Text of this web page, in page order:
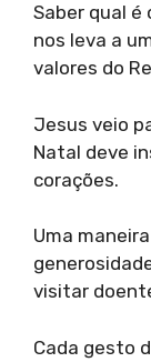
Saber qual é
nos leva a
valores do
Jesus veio
Natal deve
corações.
Uma
visitar
Cada gesto